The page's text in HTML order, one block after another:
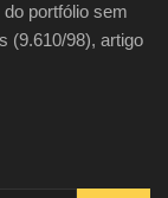
portfólio sem
(9.610/98), artigo